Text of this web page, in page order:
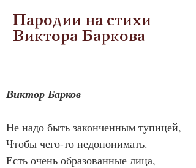
Пародии на стихи
Виктора Баркова
Виктор Барков
Не надо быть законченным тупицей,
Чтобы чего-то недопонимать.
Есть очень образованные лица,